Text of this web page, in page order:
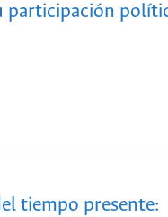
participación
tiempo presente: